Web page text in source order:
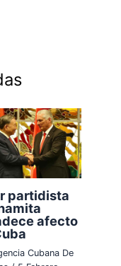
partidista
afecto
Cubana De